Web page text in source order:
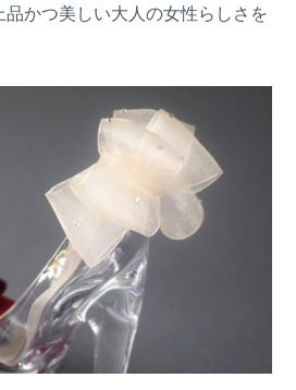
かつ美しい大人の女性らしさを